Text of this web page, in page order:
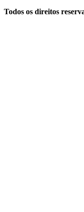
Todos os direitos